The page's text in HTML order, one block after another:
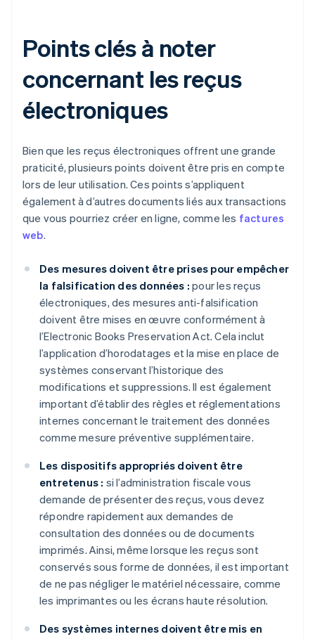
Points clés à noter
concernant les reçus
électroniques
Bien que les reçus électroniques offrent une grande
praticité, plusieurs points doivent être pris en compte
lors de leur utilisation. Ces points s’appliquent
également à d’autres documents liés aux transactions
que vous pourriez créer en ligne, comme les factures
web.
Des mesures doivent être prises pour empêcher
la falsification des données : pour les reçus
électroniques, des mesures anti-falsification
doivent être mises en œuvre conformément à
l’Electronic Books Preservation Act. Cela inclut
l’application d’horodatages et la mise en place de
systèmes conservant l’historique des
modifications et suppressions. Il est également
important d’établir des règles et réglementations
internes concernant le traitement des données
comme mesure préventive supplémentaire.
Les dispositifs appropriés doivent être
entretenus : si l’administration fiscale vous
demande de présenter des reçus, vous devez
répondre rapidement aux demandes de
consultation des données ou de documents
imprimés. Ainsi, même lorsque les reçus sont
conservés sous forme de données, il est important
de ne pas négliger le matériel nécessaire, comme
les imprimantes ou les écrans haute résolution.
Des systèmes internes doivent être mis en